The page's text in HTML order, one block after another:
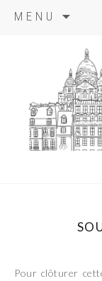
MENU
Pour clôturer